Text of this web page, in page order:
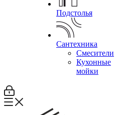
Подстолья
Сантехника
Смесители
Кухонные
мойки